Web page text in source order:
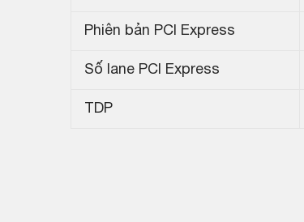
Phiên bản PCI Express
Số lane PCI Express
TDP